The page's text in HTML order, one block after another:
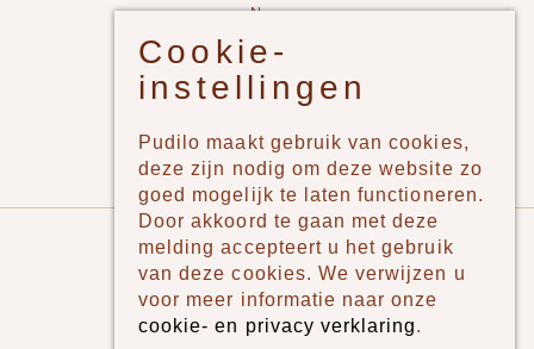
New
Jongens
Meisjes
Merken
Pudilo
Over ons
Algemene voorwaarden
Cookie-
instellingen
Pudilo maakt gebruik van cookies,
deze zijn nodig om deze website zo
goed mogelijk te laten functioneren.
Door akkoord te gaan met deze
melding accepteert u het gebruik
van deze cookies. We verwijzen u
voor meer informatie naar onze
cookie- en privacy verklaring.